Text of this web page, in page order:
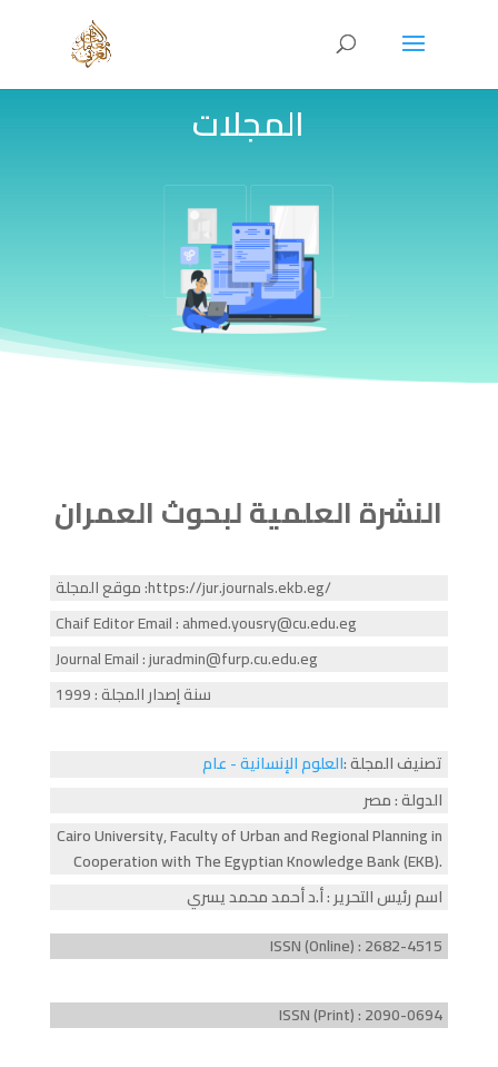
المجلات
النشرة العلمية لبحوث العمران
موقع المجلة :https://jur.journals.ekb.eg/
Chaif Editor Email : ahmed.yousry@cu.edu.eg
Journal Email : juradmin@furp.cu.edu.eg
سنة إصدار المجلة : 1999
تصنيف المجلة :العلوم الإنسانية - عام
الدولة : مصر
Cairo University, Faculty of Urban and Regional Planning in
Cooperation with The Egyptian Knowledge Bank (EKB).
اسم رئيس التحرير : أ.د أحمد محمد يسري
ISSN (Online) : 2682-4515
ISSN (Print) : 2090-0694